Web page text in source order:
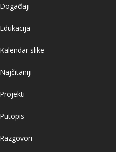
Događaji
Edukacija
Kalendar slike
Najčitaniji
Projekti
Putopis
Razgovori